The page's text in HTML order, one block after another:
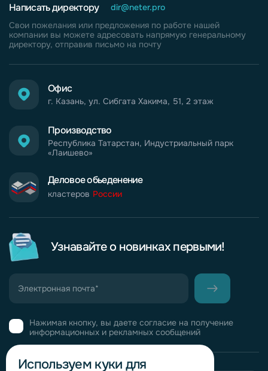
Деловое обьеденение
кластеров России
Производство
Республика Татарстан, Индустриальный парк
«Лаишево»
Офис
г. Казань, ул. Сибгата Хакима, 51, 2 этаж
Написать директору
dir@neter.pro
Свои пожелания или предложения по работе нашей
компании вы можете адресовать напрямую генеральному
директору, отправив письмо на почту
Узнавайте о новинках первыми!
Нажимая кнопку, вы даете согласие на получение
информационных и рекламных сообщений
Используем куки для